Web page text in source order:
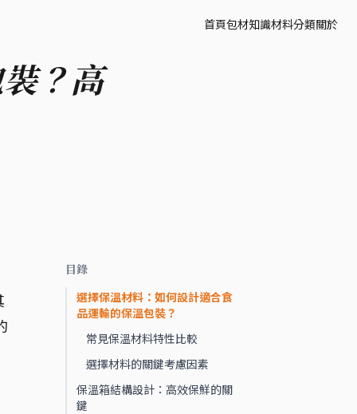
首頁包材知識材料分類關於
？高
目錄
選擇保溫材料：如何設計適合食
品運輸的保溫包裝？
常見保溫材料特性比較
選擇材料的關鍵考慮因素
保溫箱結構設計：高效保鮮的關
鍵